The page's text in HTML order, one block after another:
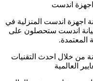
اجهزة اندست
اجهزة اندست المنزلية في
اندست ستحصلون على
المعتمدة.
من خلال احدث التقنيات
العالمية